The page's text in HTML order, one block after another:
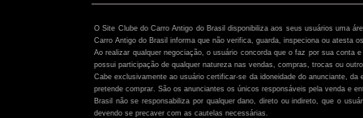
O Site Clube do Carro Antigo do Brasil disponibiliza aos seus usuários uma
Carro Antigo do Brasil informa que não verifica, guarda, inspeciona ou atesta
Ao realizar qualquer negociação, o usuário concorda que o faz por sua conta
possui participação de qualquer natureza nas vendas, compras, trocas ou
Cabe exclusivamente ao usuário certificar-se da idoneidade do anunciante,
pretende comprar. São os anunciantes os únicos responsáveis pela venda e
Brasil não se responsabiliza por qualquer dano, direto ou indireto, que o
devendo se precaver com as cautelas necessárias.